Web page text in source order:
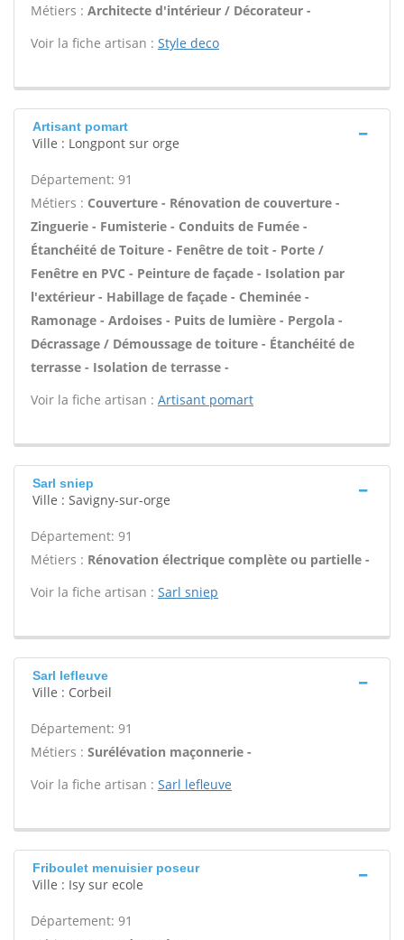
Métiers : Architecte d'intérieur / Décorateur -
Voir la fiche artisan : Style deco
Artisant pomart
Ville : Longpont sur orge
Département: 91
Métiers : Couverture - Rénovation de couverture -
Zinguerie - Fumisterie - Conduits de Fumée -
Étanchéité de Toiture - Fenêtre de toit - Porte /
Fenêtre en PVC - Peinture de façade - Isolation par
l'extérieur - Habillage de façade - Cheminée -
Ramonage - Ardoises - Puits de lumière - Pergola -
Décrassage / Démoussage de toiture - Étanchéité de
terrasse - Isolation de terrasse -
Voir la fiche artisan : Artisant pomart
Sarl sniep
Ville : Savigny-sur-orge
Département: 91
Métiers : Rénovation électrique complète ou partielle -
Voir la fiche artisan : Sarl sniep
Sarl lefleuve
Ville : Corbeil
Département: 91
Métiers : Surélévation maçonnerie -
Voir la fiche artisan : Sarl lefleuve
Friboulet menuisier poseur
Ville : Isy sur ecole
Département: 91